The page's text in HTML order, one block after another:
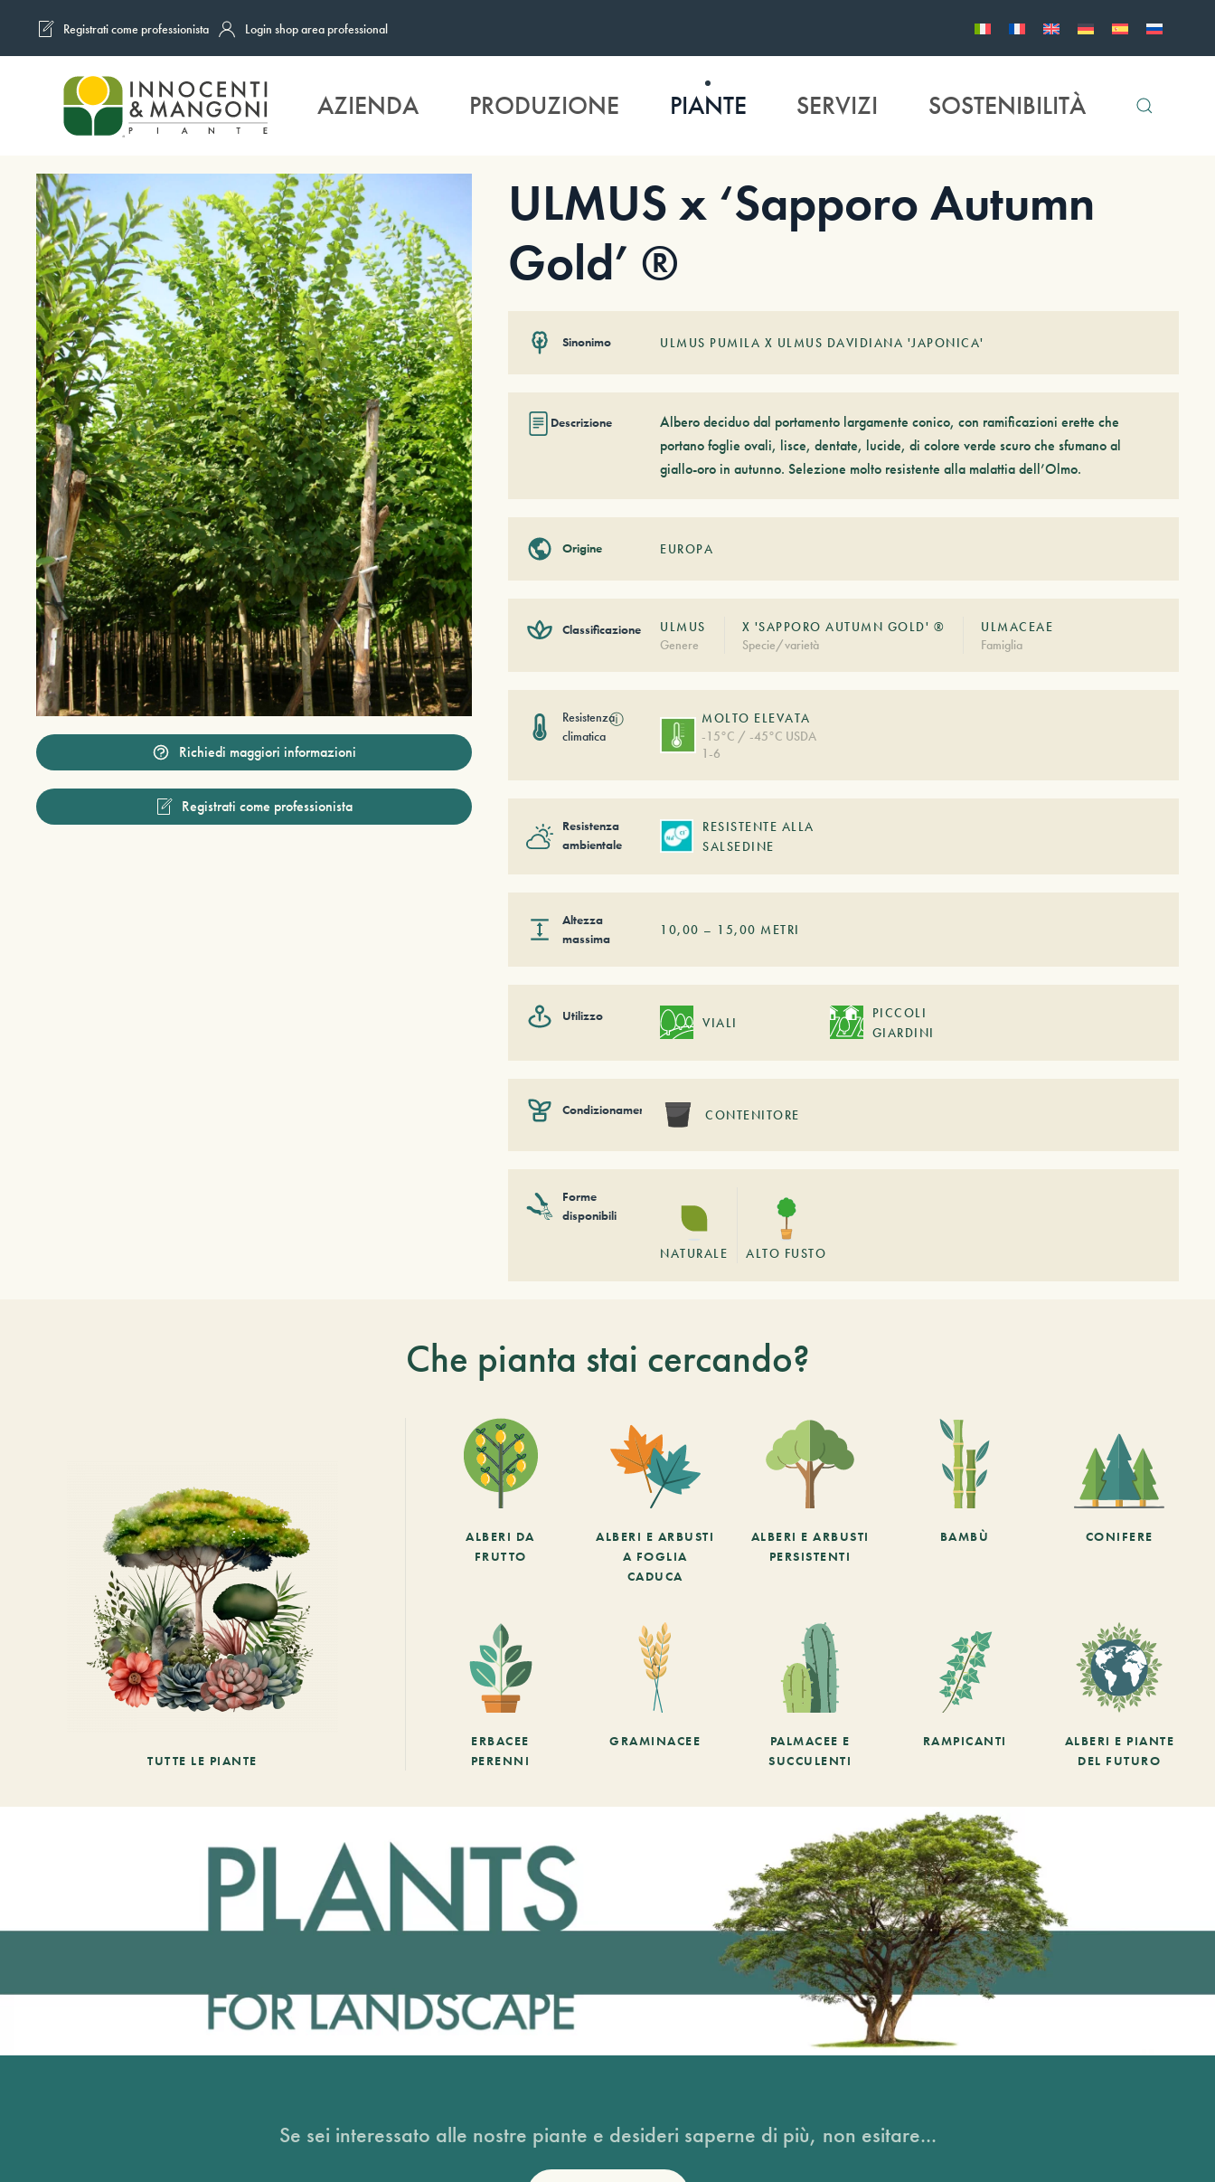
Skip to main content
Registrati come professionista Login shop area professional
AZIENDA PRODUZIONE PIANTE SERVIZI SOSTENIBILITÀ
Richiedi maggiori informazioni
Registrati come professionista
ULMUS x ‘Sapporo Autumn
Gold’ ®
Sinonimo ULMUS PUMILA X ULMUS DAVIDIANA 'JAPONICA'
Descrizione
Albero deciduo dal portamento largamente conico, con ramificazioni erette che
portano foglie ovali, lisce, dentate, lucide, di colore verde scuro che sfumano al
giallo-oro in autunno. Selezione molto resistente alla malattia dell’Olmo.
Origine EUROPA
Classificazione
ULMUS
Genere
X 'SAPPORO AUTUMN GOLD' ®
Specie/varietà
ULMACEAE
Famiglia
Resistenza
climatica
ⓘ
MOLTO ELEVATA
-15°C / -45°C USDA
1-6
Resistenza
ambientale
RESISTENTE ALLA
SALSEDINE
Altezza
massima
10,00 – 15,00 METRI
Utilizzo VIALI
PICCOLI
GIARDINI
Condizionamento CONTENITORE
Forme
disponibili
NATURALE ALTO FUSTO
Che pianta stai cercando?
TUTTE LE PIANTE
ALBERI DA
FRUTTO
ALBERI E ARBUSTI
A FOGLIA
CADUCA
ALBERI E ARBUSTI
PERSISTENTI
BAMBÙ CONIFERE
ERBACEE
PERENNI
GRAMINACEE
PALMACEE E
SUCCULENTI
RAMPICANTI
ALBERI E PIANTE
DEL FUTURO
Se sei interessato alle nostre piante e desideri saperne di più, non esitare...